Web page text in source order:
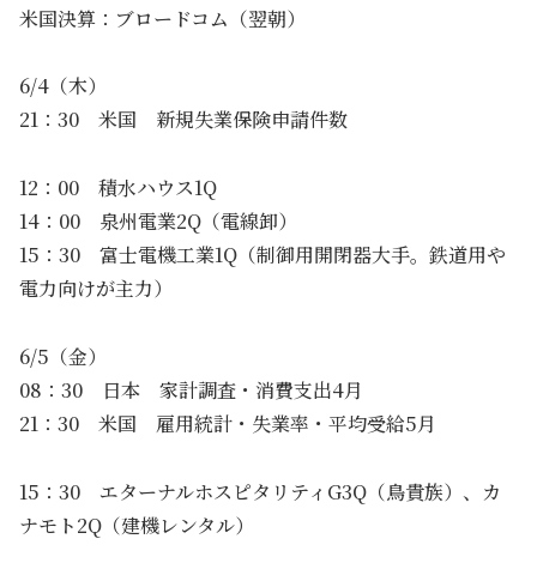
米国決算：ブロードコム（翌朝）
6/4（木）
21：30 米国 新規失業保険申請件数
12：00 積水ハウス1Q
14：00 泉州電業2Q（電線卸）
15：30 富士電機工業1Q（制御用開閉器大手。鉄道用や
電力向けが主力）
6/5（金）
08：30 日本 家計調査・消費支出4月
21：30 米国 雇用統計・失業率・平均受給5月
15：30 エターナルホスピタリティG3Q（鳥貴族）、カ
ナモト2Q（建機レンタル）